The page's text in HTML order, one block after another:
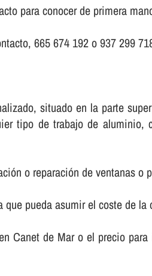
para conocer de primera
665 674 192 o 937 299
situado en la parte
tipo de trabajo de
o reparación de ventanas o
pueda asumir el coste de la
Canet de Mar o el precio